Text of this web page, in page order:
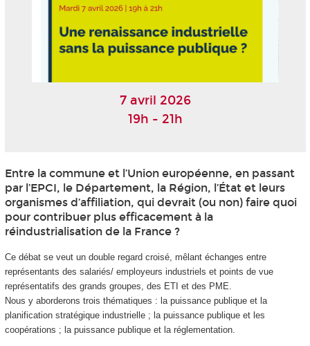
7 avril 2026
19h - 21h
Entre la commune et l’Union européenne, en passant
par l’EPCI, le Département, la Région, l’État et leurs
organismes d’affiliation, qui devrait (ou non) faire quoi
pour contribuer plus efficacement à la
réindustrialisation de la France ?
Ce débat se veut un double regard croisé, mêlant échanges entre
représentants des salariés/ employeurs industriels et points de vue
représentatifs des grands groupes, des ETI et des PME.
Nous y aborderons trois thématiques : la puissance publique et la
planification stratégique industrielle ; la puissance publique et les
coopérations ; la puissance publique et la réglementation.